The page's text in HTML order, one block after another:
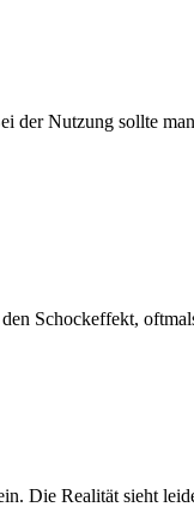
der Nutzung sollte
Schockeffekt,
Die Realität sieht